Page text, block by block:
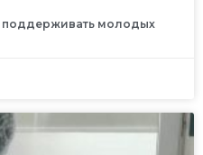
поддерживать молодых